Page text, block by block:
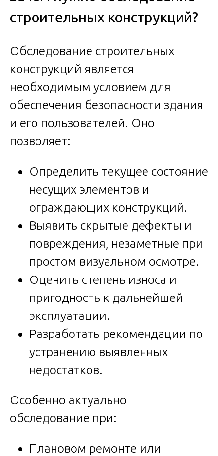
строительных конструкций?
Обследование строительных
конструкций является
необходимым условием для
обеспечения безопасности здания
и его пользователей. Оно
позволяет:
Определить текущее состояние
несущих элементов и
ограждающих конструкций.
Выявить скрытые дефекты и
повреждения, незаметные при
простом визуальном осмотре.
Оценить степень износа и
пригодность к дальнейшей
эксплуатации.
Разработать рекомендации по
устранению выявленных
недостатков.
Особенно актуально
обследование при:
Плановом ремонте или